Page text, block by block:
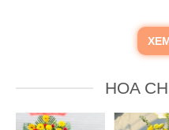
HOA